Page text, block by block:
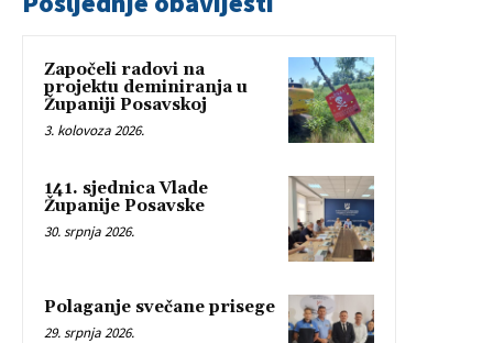
Započeli radovi na
projektu deminiranja u
Županiji Posavskoj
3. kolovoza 2026.
141. sjednica Vlade
Županije Posavske
30. srpnja 2026.
Polaganje svečane prisege
29. srpnja 2026.